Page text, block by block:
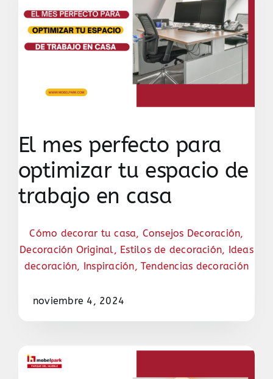
El mes perfecto para
optimizar tu espacio de
trabajo en casa
Cómo decorar tu casa, Consejos Decoración,
Decoración Original, Estilos de decoración, Ideas
decoración, Inspiración, Tendencias decoración
noviembre 4, 2024